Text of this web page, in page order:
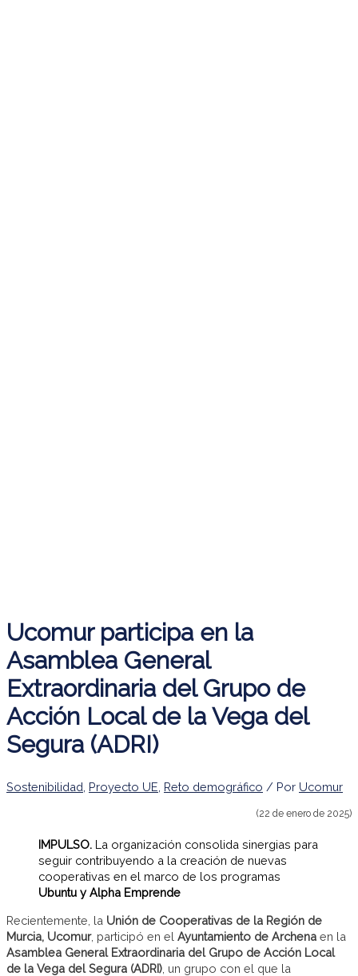
Ucomur participa en la
Asamblea General
Extraordinaria del Grupo de
Acción Local de la Vega del
Segura (ADRI)
Sostenibilidad Proyecto UE Reto demográfico / Por Ucomur
(22 de enero de 2025)
IMPULSO. La organización consolida sinergias para
seguir contribuyendo a la creación de nuevas
cooperativas en el marco de los programas
Ubuntu y Alpha Emprende
Recientemente, la Unión de Cooperativas de la Región de
Murcia, Ucomur, participó en el Ayuntamiento de Archena en la
Asamblea General Extraordinaria del Grupo de Acción Local
de la Vega del Segura (ADRI) , un grupo con el que la